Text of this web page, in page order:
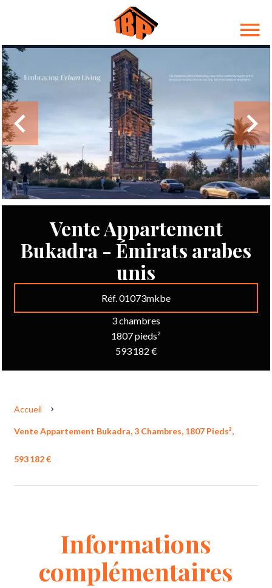
Vente Appartement
Bukadra - Émirats arabes
unis
Réf. 01073mkbe
3 chambres
1807 pieds²
593 182 €
Accueil
Vente Appartement Bukadra, 3 Chambres, 1807 Pieds²,
593 182 €
Informations
complémentaires